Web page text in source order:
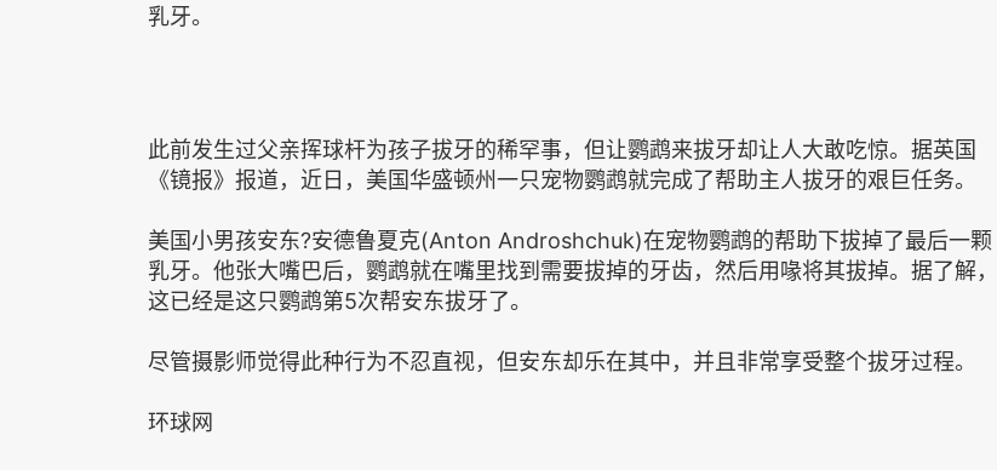
乳牙。
此前发生过父亲挥球杆为孩子拔牙的稀罕事，但让鹦鹉来拔牙却让人大敢吃惊。据英国
《镜报》报道，近日，美国华盛顿州一只宠物鹦鹉就完成了帮助主人拔牙的艰巨任务。
美国小男孩安东?安德鲁夏克(Anton Androshchuk)在宠物鹦鹉的帮助下拔掉了最后一颗
乳牙。他张大嘴巴后，鹦鹉就在嘴里找到需要拔掉的牙齿，然后用喙将其拔掉。据了解，
这已经是这只鹦鹉第5次帮安东拔牙了。
尽管摄影师觉得此种行为不忍直视，但安东却乐在其中，并且非常享受整个拔牙过程。
环球网